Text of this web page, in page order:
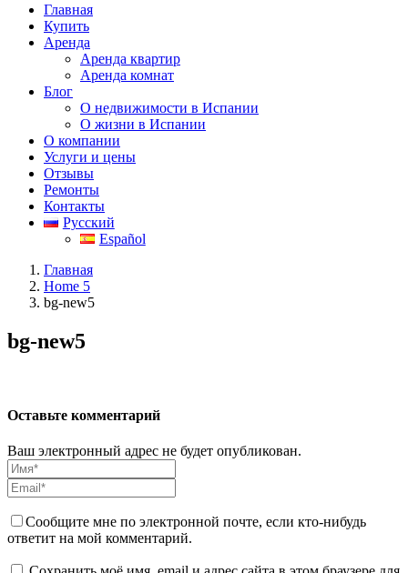
Главная
Купить
Аренда
Аренда квартир
Аренда комнат
Блог
О недвижимости в Испании
О жизни в Испании
О компании
Услуги и цены
Отзывы
Ремонты
Контакты
Русский
Español
Главная
Home 5
bg-new5
bg-new5
Оставьте комментарий
Ваш электронный адрес не будет опубликован.
Сообщите мне по электронной почте, если кто-нибудь
ответит на мой комментарий.